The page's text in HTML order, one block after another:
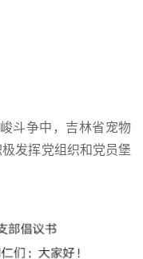
斗争中，吉林省宠物
发挥党组织和党员堡